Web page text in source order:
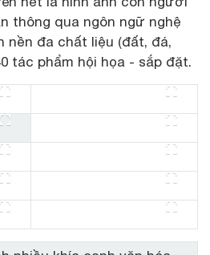
thông qua ngôn ngữ nghệ
đa chất liệu (đất, đá,
tác phẩm hội họa - sắp đặt.